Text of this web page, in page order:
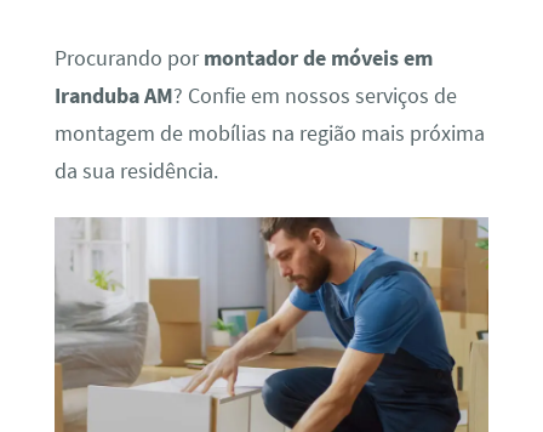
Procurando pormontador de móveis em
Iranduba AM? Confie em nossos serviços de
montagem de mobílias na região mais próxima
da sua residência.